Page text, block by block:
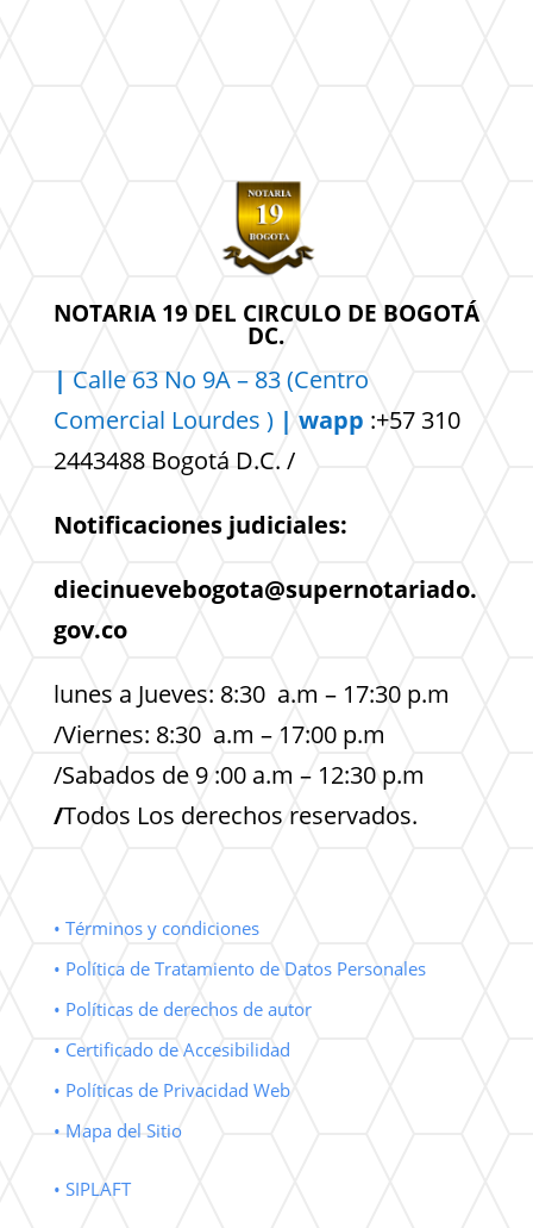
NOTARIA 19 DEL CIRCULO DE BOGOTÁ
DC.
| Calle 63 No 9A – 83 (Centro
Comercial Lourdes ) | wapp :+57 310
2443488 Bogotá D.C. /
Notificaciones judiciales:
diecinuevebogota@supernotariado.
gov.co
lunes a Jueves: 8:30 a.m – 17:30 p.m
/Viernes: 8:30 a.m – 17:00 p.m
/Sabados de 9 :00 a.m – 12:30 p.m
/Todos Los derechos reservados.
• Términos y condiciones
• Política de Tratamiento de Datos Personales
• Políticas de derechos de autor
• Certificado de Accesibilidad
• Políticas de Privacidad Web
• Mapa del Sitio
• SIPLAFT